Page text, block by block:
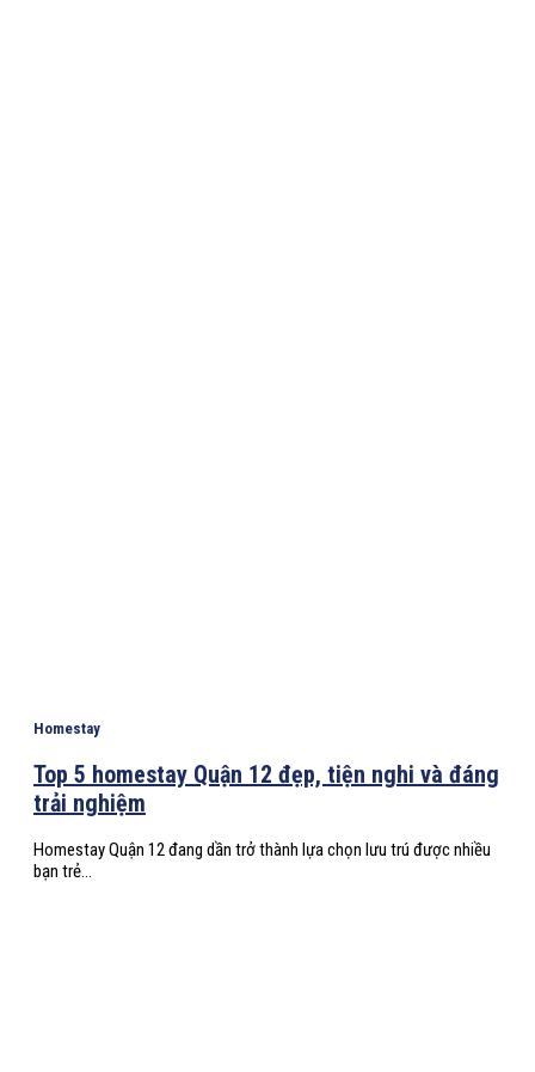
Homestay
Top 5 homestay Quận 12 đẹp, tiện nghi và đáng
trải nghiệm
Homestay Quận 12 đang dần trở thành lựa chọn lưu trú được nhiều
bạn trẻ...